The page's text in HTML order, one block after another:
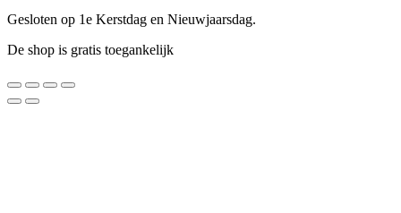
Gesloten op 1e Kerstdag en Nieuwjaarsdag.
De shop is gratis toegankelijk